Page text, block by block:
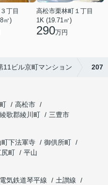
丁目
㎡)
高松市栗林町１丁目
1K (19.71㎡)
290万円
11ビル京町マンション 207
高松市
綾歌郡綾川町
三豊市
町下法軍寺
御供所町
尻町
平山
気鉄道琴平線
土讃線